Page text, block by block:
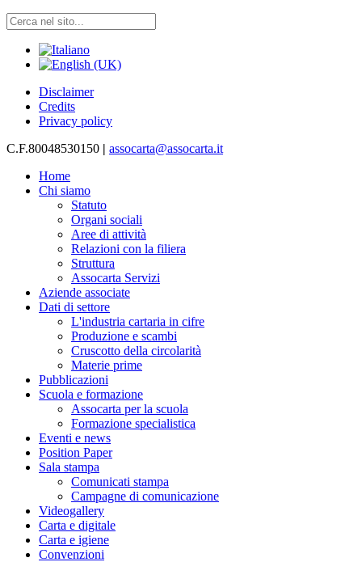
Disclaimer
Credits
Privacy policy
C.F.80048530150 | assocarta@assocarta.it
Home
Chi siamo
Statuto
Organi sociali
Aree di attività
Relazioni con la filiera
Struttura
Assocarta Servizi
Aziende associate
Dati di settore
L'industria cartaria in cifre
Produzione e scambi
Cruscotto della circolarità
Materie prime
Pubblicazioni
Scuola e formazione
Assocarta per la scuola
Formazione specialistica
Eventi e news
Position Paper
Sala stampa
Comunicati stampa
Campagne di comunicazione
Videogallery
Carta e digitale
Carta e igiene
Convenzioni